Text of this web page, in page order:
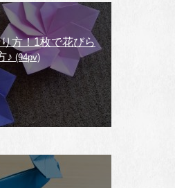
方！1枚で花びら
♪ (94pv)